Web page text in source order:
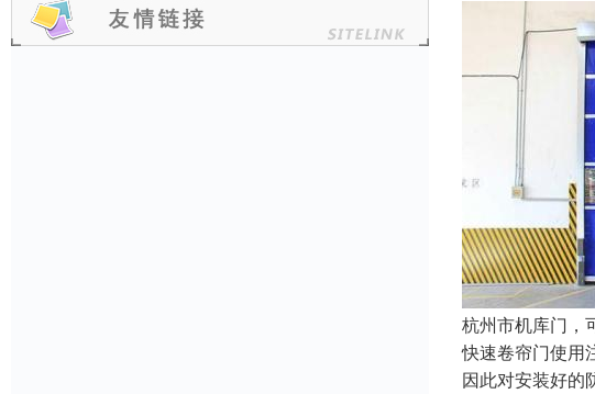
杭州市机库门，
快速卷帘门使用
因此对安装好的